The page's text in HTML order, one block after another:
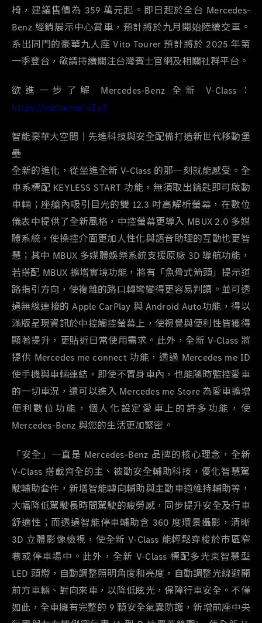
椅，建議售價為 359 萬元起。即日起於全台 Mercedes-
Benz 經銷展示中心賞車，預計將於九月開始陸續交車。
系出同門的豪華九人座 Vito Tourer 預計將於 2025 年第
一季登台，敬請持續關注台灣賓士官網及相關社群平台。
欲進一步了解 Mercedes-Benz 全新 V-Class ：
https://mbtw.me/uZy3
智能豪華大空間｜先進科技與安全配備打造新世代移動堡
壘
全新的進化，從坐進全新 V-Class 的那一刻就能感受。全
車系標配 KEYLESS START 功能，無須取出鑰匙即可啟動
車輛；座艙內吸引目光的雙 12.3 吋高解析螢幕，在數位
儀表中提供了全新風格，中控螢幕更導入 MBUX 2.0 多媒
體系統，使操控介面更加人性化與語音助理的互動也更智
慧；其中 MBUX 多媒體娛樂系統支援原廠 3D導航功能，
若搭配 MBUX 擴增實境功能，將有「魚骨式箭頭」提示道
路指引方向，使複雜的路口轉彎變得更容易判讀。並可透
過無線連接的 Apple CarPlay 與 Android Auto功能，得以
滿版呈現資訊於中控觸控螢幕上，使視覺與便利性皆獲得
顯著提升，更貼近日常使用需求。此外，全新 V-Class 將
提供 Mercedes me connect 功能，透過 Mercedes me ID
使手機與車輛連結，即使不置身車內，也能隨時監控愛車
的一切車況，還可以進入 Mercedes me Store 為愛車擴增
便利數位功能，個人化設定愛車上的許多功能，使
Mercedes-Benz 與您的生活更加緊密。
「安全」一直是 Mercedes-Benz 品牌的核心理念，全新
V-Class 搭載齊全的主、被動安全輔助科技，優化智慧駕
駛輔助套件，新增智能轉向輔助與主動車道維持輔助等，
大幅降低駕駛長時間駕駛的疲勞感，同步提升安全及行車
舒適性；而透過智能停車輔助含 360 度環景攝影，清晰
3D 立體影像檢視，使全新 V-Class 能輕鬆穿梭於市區窄
巷或停車場中。此外，全新 V-Class 標配多光束智慧型
LED 頭燈，自動調整照明角度和亮度，自動調整光線避開
前方車輛、對向來車，以降低眩光，保障行車安全。不僅
如此，全車擁有完整的 9顆安全氣囊防護，新增前座中央